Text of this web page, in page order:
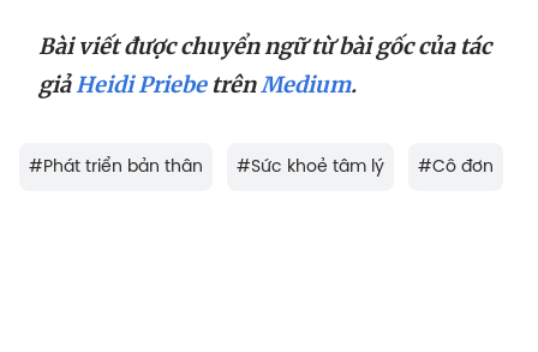
Bài viết được chuyển ngữ từ bài gốc của tác
giảHeidi PriebetrênMedium.
#Phát triển bản thân #Sức khoẻ tâm lý #Cô đơn